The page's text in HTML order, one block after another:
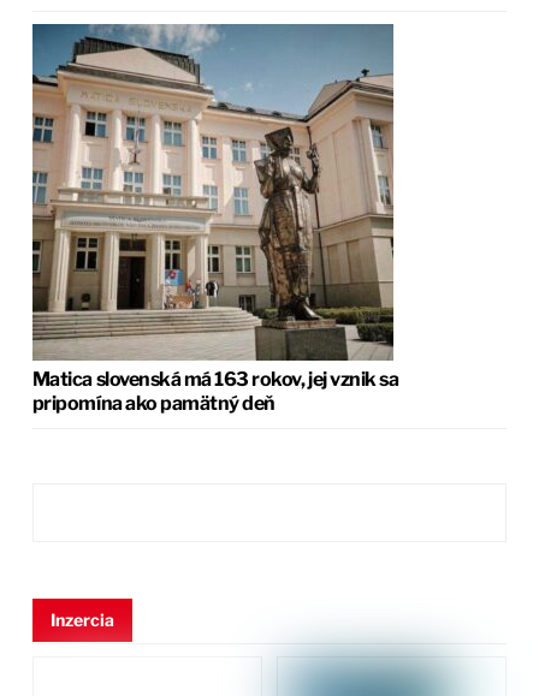
Matica slovenská má 163 rokov, jej vznik sa
pripomína ako pamätný deň
Inzercia